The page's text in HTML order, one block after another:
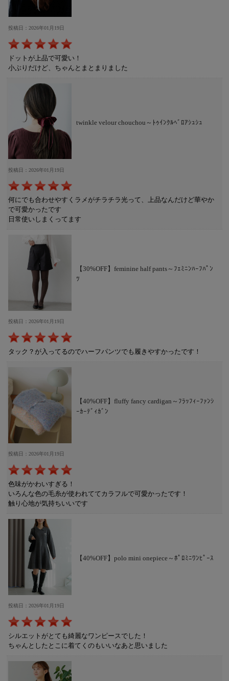
投稿日：2026年01月19日
ドットが上品で可愛い！
小ぶりだけど、ちゃんとまとまりました
twinkle velour chouchou～ﾄｩｲﾝｸﾙﾍﾞﾛｱｼｭｼｭ
投稿日：2026年01月19日
何にでも合わせやすくラメがチラチラ光って、上品なんだけど華やか
で可愛かったです
日常使いしまくってます
【30%OFF】feminine half pants～ﾌｪﾐﾆﾝﾊｰﾌﾊﾟﾝ
ﾂ
投稿日：2026年01月19日
タック？が入ってるのでハーフパンツでも履きやすかったです！
【40%OFF】fluffy fancy cardigan～ﾌﾗｯﾌｨｰﾌｧﾝｼ
ｰｶｰﾃﾞｨｶﾞﾝ
投稿日：2026年01月19日
色味がかわいすぎる！
いろんな色の毛糸が使われててカラフルで可愛かったです！
触り心地が気持ちいいです
【40%OFF】polo mini onepiece～ﾎﾟﾛﾐﾆﾜﾝﾋﾟｰｽ
投稿日：2026年01月19日
シルエットがとても綺麗なワンピースでした！
ちゃんとしたとこに着てくのもいいなあと思いました